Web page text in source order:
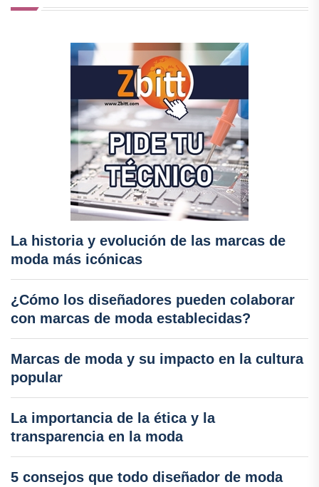
La historia y evolución de las marcas de
moda más icónicas
¿Cómo los diseñadores pueden colaborar
con marcas de moda establecidas?
Marcas de moda y su impacto en la cultura
popular
La importancia de la ética y la
transparencia en la moda
5 consejos que todo diseñador de moda